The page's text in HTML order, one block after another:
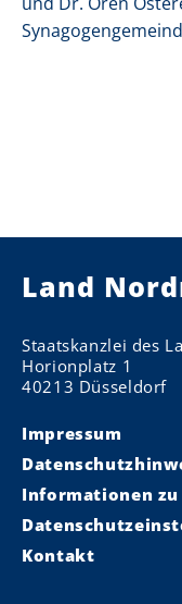
Land
Staatskanzlei des
Horionplatz 1
40213 Düsseldorf
Impressum
Informationen zu
Kontakt